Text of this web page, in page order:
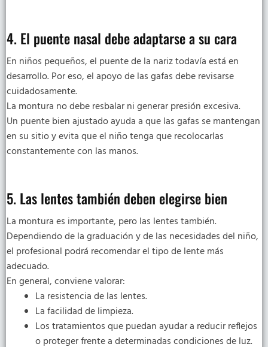
4. El puente nasal debe adaptarse a su cara
En niños pequeños, el puente de la nariz todavía está en
desarrollo. Por eso, el apoyo de las gafas debe revisarse
cuidadosamente.
La montura no debe resbalar ni generar presión excesiva.
Un puente bien ajustado ayuda a que las gafas se mantengan
en su sitio y evita que el niño tenga que recolocarlas
constantemente con las manos.
5. Las lentes también deben elegirse bien
La montura es importante, pero las lentes también.
Dependiendo de la graduación y de las necesidades del niño,
el profesional podrá recomendar el tipo de lente más
adecuado.
En general, conviene valorar:
La resistencia de las lentes.
La facilidad de limpieza.
Los tratamientos que puedan ayudar a reducir reflejos
o proteger frente a determinadas condiciones de luz.